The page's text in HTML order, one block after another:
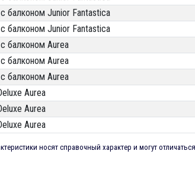
балконом Junior Fantastica
балконом Junior Fantastica
балконом Aurea
балконом Aurea
балконом Aurea
Aurea
Aurea
Aurea
носят справочный характер и могут